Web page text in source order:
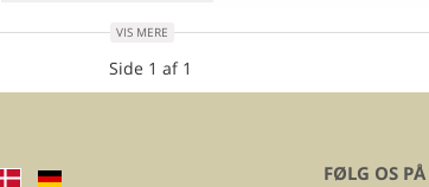
VIS MERE
Side 1 af 1
FØLG OS PÅ